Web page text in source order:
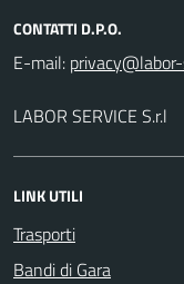
CONTATTI D.P.O.
E-mail:
LABOR SERVICE S.r.l
LINK UTILI
Trasporti
Bandi di Gara